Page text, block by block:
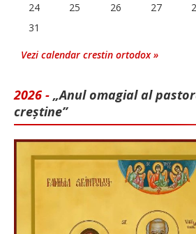
24
25 26 27
31
Vezi calendar crestin ortodox »
2026 - „Anul omagial al
creștine”